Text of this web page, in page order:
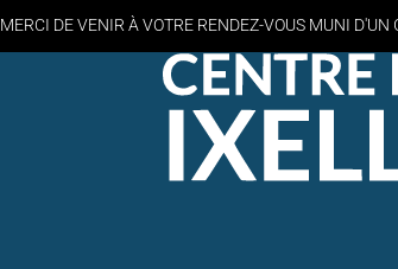
MERCI DE VENIR À VOTRE RENDEZ-VOUS MUNI D'UN